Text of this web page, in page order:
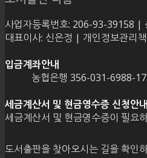
사업자등록번호: 206-93-39158 |
대표이사: 신은정 | 개인정보관리
입금계좌안내
농협은행 356-031-6988-
세금계산서 및 현금영수증 신청안내
세금계산서 및 현금영수증이 필요
도서출판을 찾아오시는 길을 확인